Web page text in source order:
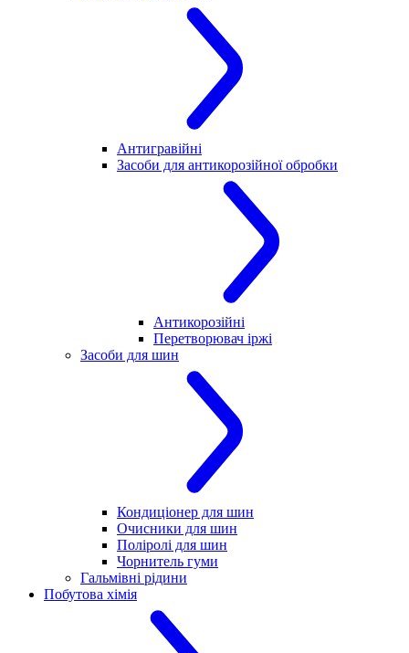
Антигравійні
Засоби для антикорозійної обробки
Антикорозійні
Перетворювач іржі
Засоби для шин
Кондиціонер для шин
Очисники для шин
Поліролі для шин
Чорнитель гуми
Гальмівні рідини
Побутова хімія